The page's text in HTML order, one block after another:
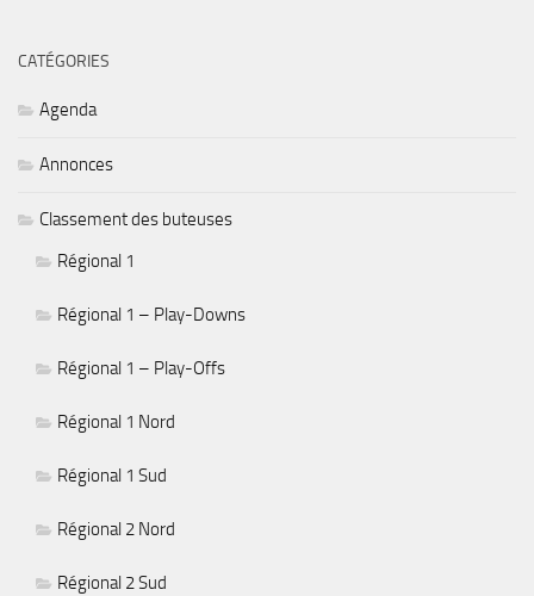
CATÉGORIES
Agenda
Annonces
Classement des buteuses
Régional 1
Régional 1 – Play-Downs
Régional 1 – Play-Offs
Régional 1 Nord
Régional 1 Sud
Régional 2 Nord
Régional 2 Sud